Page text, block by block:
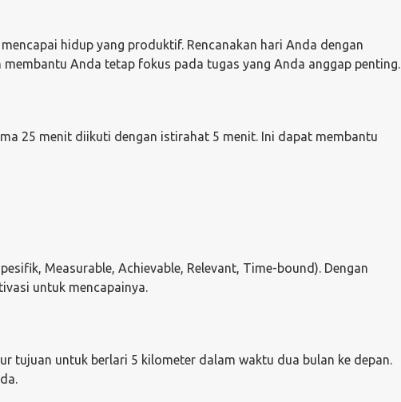
hidup yang produktif. Rencanakan hari Anda dengan
Anda tetap fokus pada tugas yang Anda anggap penting.
25 menit diikuti dengan istirahat 5 menit. Ini dapat membantu
Measurable, Achievable, Relevant, Time-bound). Dengan
untuk mencapainya.
tujuan untuk berlari 5 kilometer dalam waktu dua bulan ke depan.